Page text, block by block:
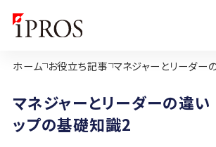
ホーム お役立ち記事 マネジャーとリーダー
マネジャーとリーダーの違
ップの基礎知識2